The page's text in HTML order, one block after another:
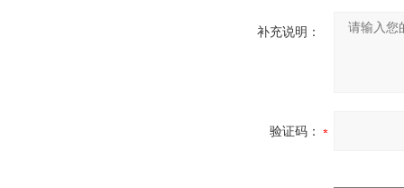
补充说明：
验证码：